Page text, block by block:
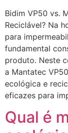
Bidim VP50 vs.
Reciclável? Na
para
fundamental
produto. Neste
a Mantatec
ecológica e
eficazes para
Qual é